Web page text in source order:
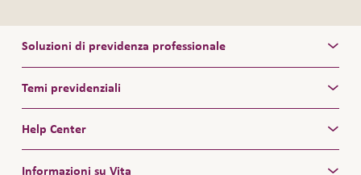
Soluzioni di previdenza professionale
Temi previdenziali
Help Center
Informazioni su Vita